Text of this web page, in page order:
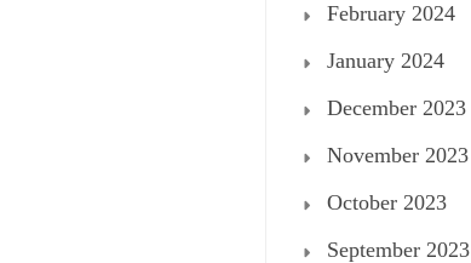
February 2024
January 2024
December 2023
November 2023
October 2023
September 2023